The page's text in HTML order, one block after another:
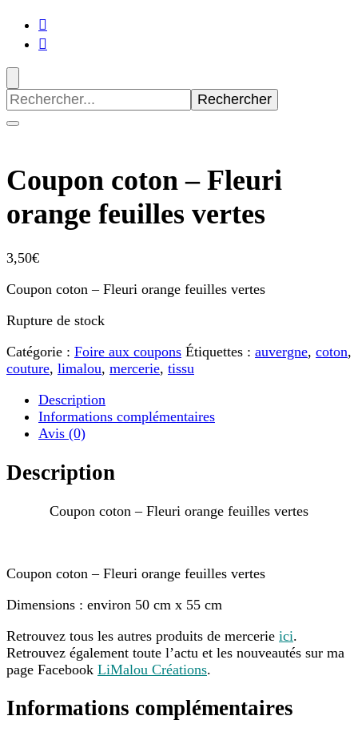
Recherche
pour
:
Coupon coton – Fleuri
orange feuilles vertes
3,50€
Coupon coton – Fleuri orange feuilles vertes
Rupture de stock
Catégorie : Foire aux coupons Étiquettes : auvergne, coton,
couture, limalou, mercerie, tissu
Description
Informations complémentaires
Avis (0)
Description
Coupon coton – Fleuri orange feuilles vertes
Coupon coton – Fleuri orange feuilles vertes
Dimensions : environ 50 cm x 55 cm
Retrouvez tous les autres produits de mercerie ici.
Retrouvez également toute l’actu et les nouveautés sur ma
page Facebook LiMalou Créations.
Informations complémentaires